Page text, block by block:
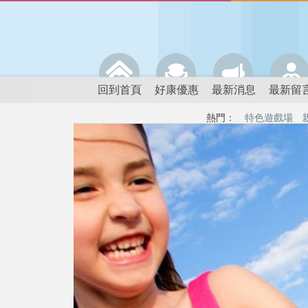
回到首頁 好康優惠 最新消息 最新留
熱門： 特色遊戲場